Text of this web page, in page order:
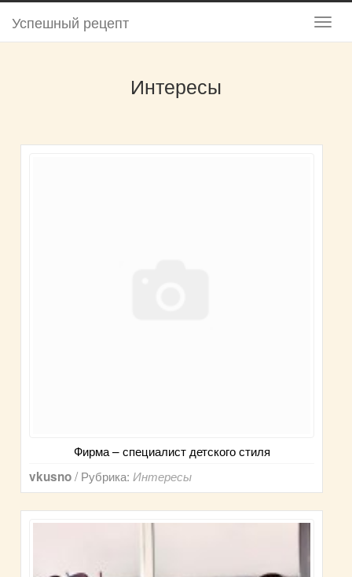
Успешный рецепт
Интересы
Фирма – специалист детского стиля
vkusno/ Рубрика:Интересы